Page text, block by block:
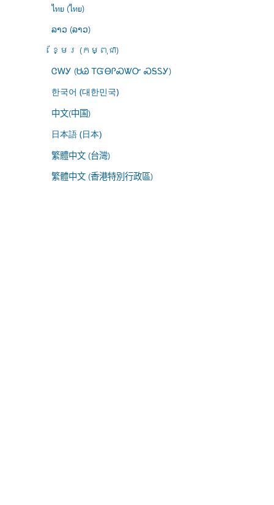
ไทย (ไทย)
ລາວ (ລາວ)
ខ្មែរ (កម្ពុជា)
ᏣᎳᎩ (ᏌᏊ ᎢᏳᎾᎵᏍᏔᏅ ᏍᎦᏚᎩ)
한국어 (대한민국)
中文(中国)
日本語 (日本)
繁體中文 (台灣)
繁體中文 (香港特別行政區)